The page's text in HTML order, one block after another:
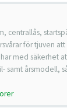
centrallås,
för tjuven
med säkerhet
samt årsmodell,